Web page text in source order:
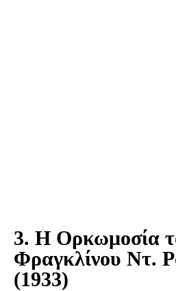
3. Η Ορκωμοσία
Φραγκλίνου Ντ.
(1933)